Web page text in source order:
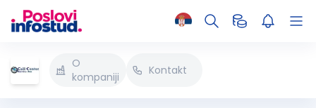
O
kompaniji
Kontakt